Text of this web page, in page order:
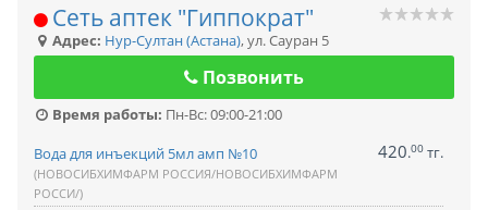
Сеть аптек "Гиппократ"
Адрес: Нур-Султан (Астана),ул. Сауран 5
Позвонить
Время работы: Пн-Вс: 09:00-21:00
Вода для инъекций 5мл амп №10
(НОВОСИБХИМФАРМ РОССИЯ/НОВОСИБХИМФАРМ
РОССИ/)
420.00 тг.